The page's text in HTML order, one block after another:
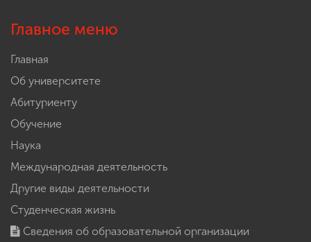
Главное меню
Главная
Об университете
Абитуриенту
Обучение
Наука
Международная деятельность
Другие виды деятельности
Студенческая жизнь
Сведения об образовательной организации